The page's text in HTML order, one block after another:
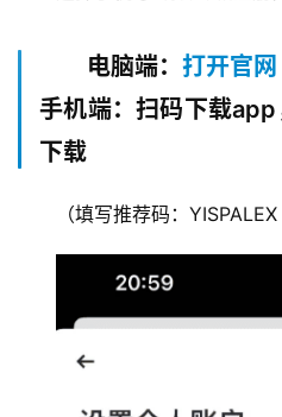
电脑端： 打开官网
手机端：扫码下载
下载
（填写推荐码：